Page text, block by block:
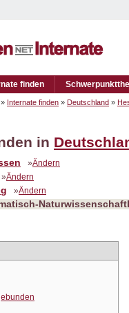
finden
» Internate finden » Deutschland »
in
»Ändern
»Ändern
»Ändern